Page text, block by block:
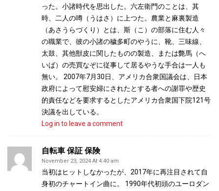
った。小諸時代を思出した。六左衛門のことは、其
時、二人の噂（うはさ）に上つた。農業と麻裏製造
（あさうらづくり）とは、斯（こ）の部落に住む人々
の職業で、彼の小諸の穢多町のやうに、靴、三味線、
太鼓、其他獣皮に関したものの製造、または斃馬（へ
いば）の売買なぞに従事して居るやうな手合は一人も
無い。 2007年7月30日、アメリカ合衆国議会は、日本
政府によって慰安婦にされたとする者への謝罪や歴史
的責任などを要求するとしたアメリカ合衆国下院121号
決議を出している。
Log in to leave a comment
自転車 保証 保険
November 23, 2024 At 4:40 am
当初はヒットしなかったが、2017年に再注目されて自
身初のチャートイン曲に。 1990年代初頭のユーロダン